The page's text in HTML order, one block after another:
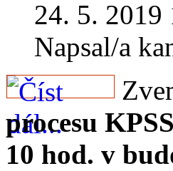
24. 5. 2019
Napsal/a
procesu KPSS
10 hod. v